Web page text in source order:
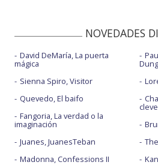
NOVEDADES
David DeMaría, La puerta
mágica
Sienna Spiro, Visitor
Quevedo, El baifo
Fangoria, La verdad o la
imaginación
Juanes, JuanesTeban
Madonna, Confessions II